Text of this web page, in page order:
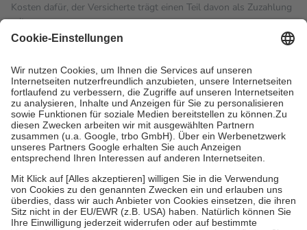
Kosten dafür, der Versicherte trägt einen Teil davon als Zuzahlung
mit.
Grundsätzlich leisten Mitglieder Zuzahlungen in Höhe von zehn
höchstens zehn Euro.
Es sind jedoch nie mehr als die
tatsächlichen Kosten der Leistung zu entrichten.
Diese Regeln gelten grundsätzlich auch für Online-Apotheken.
Bei Heilmitteln und häuslicher Krankenpflege beträgt die
Zuzahlung zehn Prozent der Kosten sowie zehn Euro je
Verordnung.
Um das Engagement der Versicherten für ihre eigene Gesundheit
zu stärken und die besondere Stellung der Familie zu unterstützen,
fallenkeine Zuzahlungenan bei:
• Kindern und Jugendlichen bis zum vollendeten 18. Lebensjahr
mit Ausnahme der Fahrkosten
• Untersuchungen zur Vorsorge und Früherkennung, die von der